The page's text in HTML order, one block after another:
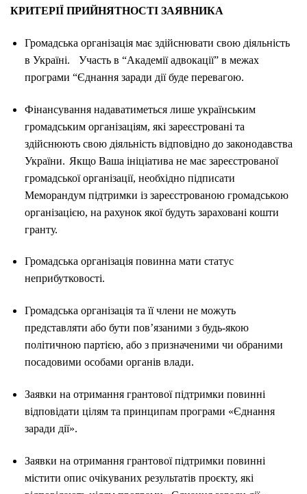
КРИТЕРІЇ ПРИЙНЯТНОСТІ ЗАЯВНИКА
Громадська організація має здійснювати свою діяльність
в Україні. Участь в “Академії адвокації” в межах
програми “Єднання заради дії буде перевагою.
Фінансування надаватиметься лише українським
громадським організаціям, які зареєстровані та
здійснюють свою діяльність відповідно до законодавства
України. Якщо Ваша ініціатива не має зареєстрованої
громадської організації, необхідно підписати
Меморандум підтримки із зареєстрованою громадською
організацією, на рахунок якої будуть зараховані кошти
гранту.
Громадська організація повинна мати статус
неприбутковості.
Громадська організація та її члени не можуть
представляти або бути пов’язаними з будь-якою
політичною партією, або з призначеними чи обраними
посадовими особами органів влади.
Заявки на отримання грантової підтримки повинні
відповідати цілям та принципам програми «Єднання
заради дії».
Заявки на отримання грантової підтримки повинні
містити опис очікуваних результатів проєкту, які